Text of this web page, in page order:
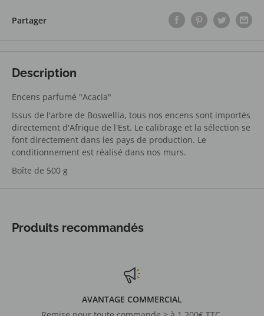
Partager
Description
Encens parfumé "Acacia"
Issus de l'arbre de Boswellia, tous nos encens sont importés
directement d'Afrique de l'Est. Le calibrage et la sélection se
font directement dans les pays de production. Le
conditionnement est réalisé dans nos murs.
Boîte de 500 g
Produits recommandés
AVANTAGE COMMERCIAL